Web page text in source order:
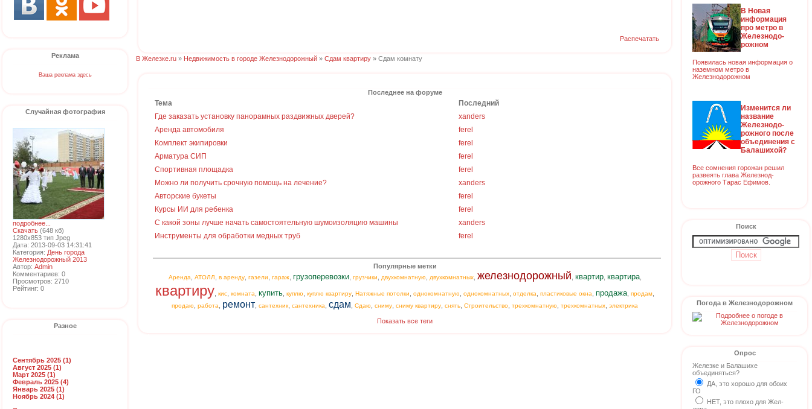
Реклама
Ваша реклама здесь
Случайная фотография
подробнее...
Скачать (648 кб)
1280x853 тип Jpeg
Дата: 2013-09-03 14:31:41
Категория: День города
Железнодорожный 2013
Автор: Admin
Комментариев: 0
Просмотров: 2710
Рейтинг: 0
Разное
Сентябрь 2025 (1)
Август 2025 (1)
Март 2025 (1)
Февраль 2025 (4)
Январь 2025 (1)
Ноябрь 2024 (1)
Распечатать
В Железке.ru » Недвижимость в городе Железнодорожный » Сдам квартиру » Сдам комнату
Последнее на форуме
Тема
Последний
Где заказать установку панорамных раздвижных дверей?
xanders
Аренда автомобиля
ferel
Комплект экипировки
ferel
Арматура СИП
ferel
Спортивная площадка
ferel
Можно ли получить срочную помощь на лечение?
xanders
Авторские букеты
ferel
Курсы ИИ для ребенка
ferel
С какой зоны лучше начать самостоятельную шумоизоляцию машины
xanders
Инструменты для обработки медных труб
ferel
Популярные метки
Аренда АТОЛЛ в аренду, газели гараж, грузоперевозки, грузчики двухкомнатную двухкомнатных, железнодорожный квартир, квартира,
квартиру кис комната купить куплю куплю квартиру Натяжные потолки однокомнатную однокомнатных отделка пластиковые окна продажа продам
продаю работа ремонт сантехник сантехника сдам Сдаю сниму сниму квартиру снять Строительство трехкомнатную трехкомнатных электрика
Показать все теги
В Новая
информация
про метро в
Железнодо-
рожном
Появилась новая информация о
наземном метро в
Железнодорожном
Изменится ли
название
Железнодо-
рожного после
объединения с
Балашихой?
Все сомнения горожан решил
развеять глава Железнод-
орожного Тарас Ефимов.
Поиск
Погода в Железнодорожном
Опрос
Железке и Балашихе
объединяться?
ДА, это хорошо для обоих
ГО
НЕТ, это плохо для Жел-